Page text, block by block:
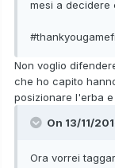
mesi a decidere
Non voglio
che ho capito
posizionare l'erba
On 13/11/
Ora vorrei